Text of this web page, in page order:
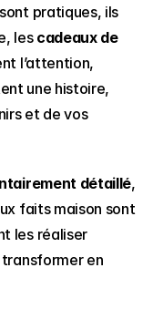
pratiques, ils
les cadeaux de
l’attention,
une histoire,
et de vos
détaillé,
faits maison sont
les réaliser
en